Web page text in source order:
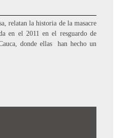
relatan la historia de la masacre
en el 2011 en el resguardo de
donde ellas han hecho un